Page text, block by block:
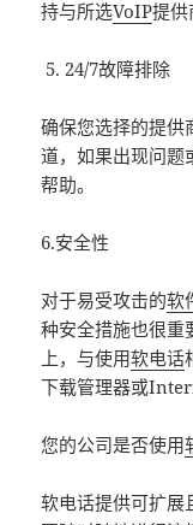
持与所选VoIP提供
24/7故障排除
确保您选择的提供
道，如果出现问题
帮助。
6.安全性
对于易受攻击的软
种安全措施也很重
上，与使用软电话
下载管理器或
您的公司是否使用
软电话提供可扩